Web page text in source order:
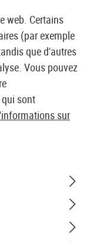
AIRSOFT
et accéssoires
Rail
web. Certains
(par exemple
que d'autres
Vous pouvez
sont
sur